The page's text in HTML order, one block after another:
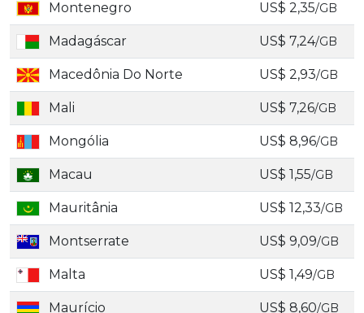
Montenegro US$ 2,35/GB
Madagáscar US$ 7,24/GB
Macedônia Do Norte US$ 2,93/GB
Mali US$ 7,26/GB
Mongólia US$ 8,96/GB
Macau US$ 1,55/GB
Mauritânia US$ 12,33/GB
Montserrate US$ 9,09/GB
Malta US$ 1,49/GB
Maurício US$ 8,60/GB